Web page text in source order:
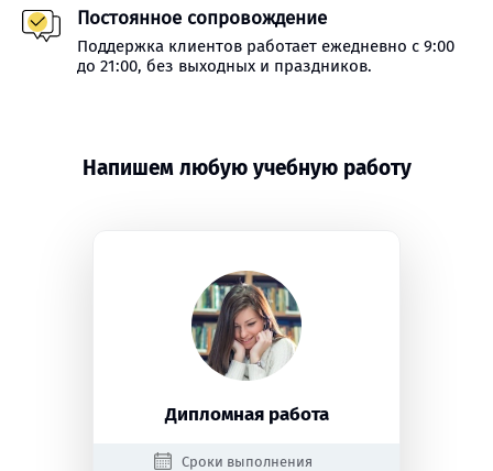
Постоянное сопровождение
Поддержка клиентов работает ежедневно с 9:00
до 21:00, без выходных и праздников.
Напишем любую учебную работу
Дипломная работа
Сроки выполнения